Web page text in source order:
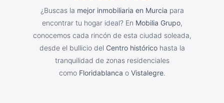
¿Buscas la mejor inmobiliaria en Murcia para
encontrar tu hogar ideal? En Mobilia Grupo,
conocemos cada rincón de esta ciudad soleada,
desde el bullicio del Centro históricohasta la
tranquilidad de zonas residenciales
como Floridablanca o Vistalegre.